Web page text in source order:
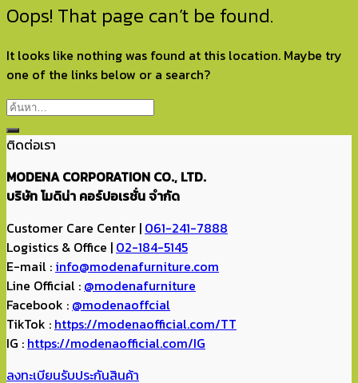
Oops! That page can’t be found.
It looks like nothing was found at this location. Maybe try
one of the links below or a search?
ติดต่อเรา
MODENA CORPORATION CO., LTD.
บริษัท โมดิน่า คอร์ปอเรชั่น จำกัด
Customer Care Center | 061-241-7888
Logistics & Office | 02-184-5145
E-mail : info@modenafurniture.com
Line Official : @modenafurniture
Facebook : @modenaoffcial
TikTok : https://modenaofficial.com/TT
IG : https://modenaofficial.com/IG
ลงทะเบียนรับประกันสินค้า